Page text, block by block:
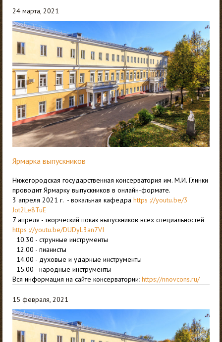
24 марта, 2021
Ярмарка выпускников
Нижегородская государственная консерватория им. М.И. Глинки
проводит Ярмарку выпускников в онлайн-формате.
3 апреля 2021 г. - вокальная кафедра https ://youtu.be/3
Jot2Le8TuE
7 апреля - творческий показ выпускников всех специальностей
https ://youtu.be/DUDyL3an7VI
10.30 - струнные инструменты
12.00 - пианисты
14.00 - духовые и ударные инструменты
15.00 - народные инструменты
Вся информация на сайте консерватории: https://nnovcons.ru/
15 февраля, 2021